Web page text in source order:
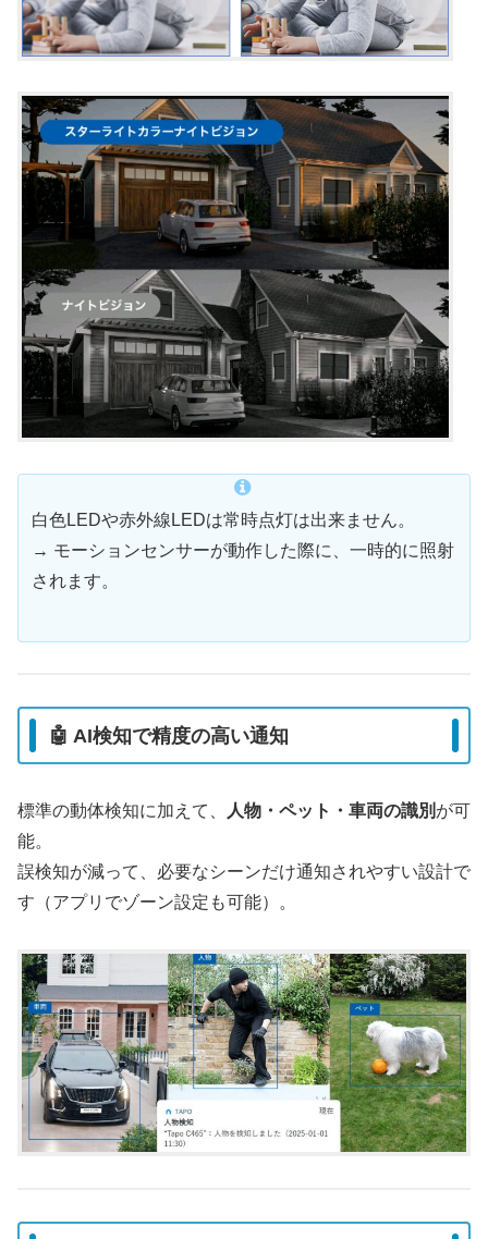
白色LEDや赤外線LEDは常時点灯は出来ません。
→ モーションセンサーが動作した際に、一時的に照射
されます。
🤖 AI検知で精度の高い通知
標準の動体検知に加えて、 人物・ペット・車両の識別 が可
能。
誤検知が減って、必要なシーンだけ通知されやすい設計で
す（アプリでゾーン設定も可能）。